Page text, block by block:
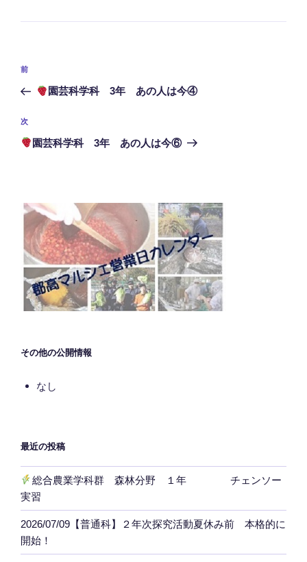
投
ナ
ビ
ゲ
ン
前
の
稿
前
園芸科学科 3年 あの人は今④
次
の
次
園芸科学科 3年 あの人は今⑥
その他の公開情報
なし
最近の投稿
総合農業学科群 森林分野 １年 チェンソー
実習
2026/07/09【普通科】２年次探究活動夏休み前 本格的に
開始！